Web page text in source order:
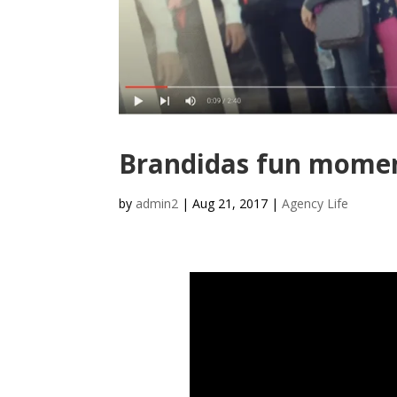
Brandidas fun
by admin2 |Aug 21, 2017 |Agency Life